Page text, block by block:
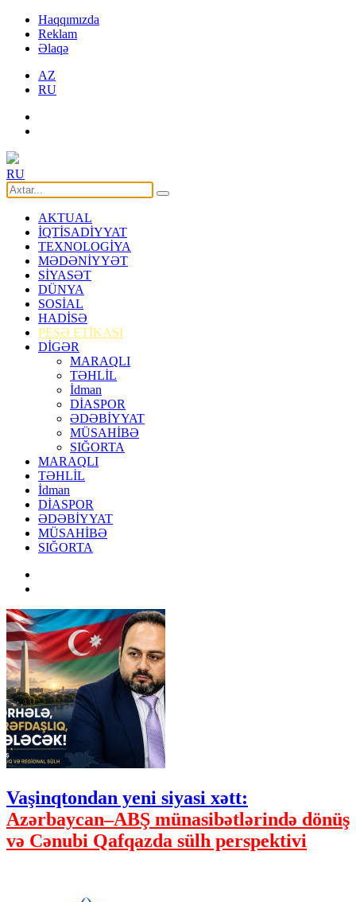
Haqqımızda
Reklam
Əlaqə
AZ
RU
RU
AKTUAL
İQTİSADİYYAT
TEXNOLOGİYA
MƏDƏNİYYƏT
SİYASƏT
DÜNYA
SOSİAL
HADİSƏ
PEŞƏ ETİKASI
DİGƏR
MARAQLI
TƏHLİL
İdman
DİASPOR
ƏDƏBİYYAT
MÜSAHİBƏ
SIĞORTA
MARAQLI
TƏHLİL
İdman
DİASPOR
ƏDƏBİYYAT
MÜSAHİBƏ
SIĞORTA
Vaşinqtondan yeni siyasi xətt:
Azərbaycan–ABŞ münasibətlərində dönüş
və Cənubi Qafqazda sülh perspektivi